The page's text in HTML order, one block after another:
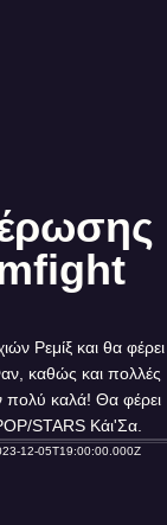
Ρεμίξ και θα φέρει
καθώς και πολλές
πολύ καλά! Θα φέρει
STARS Κάι'Σα.
12-05T19:00:00.000Z